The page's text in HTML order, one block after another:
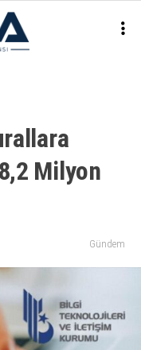
30.1°
ANKARA
Milyon
Gündem